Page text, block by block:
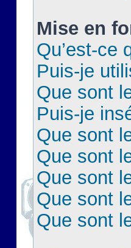
Mise en
Qu’est-ce
Puis-je
Que sont
Puis-je
Que sont
Que sont
Que sont
Que sont
Que sont